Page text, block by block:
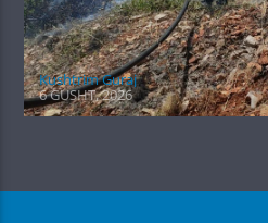
Kushtrim Guraj
6 GUSHT, 2026